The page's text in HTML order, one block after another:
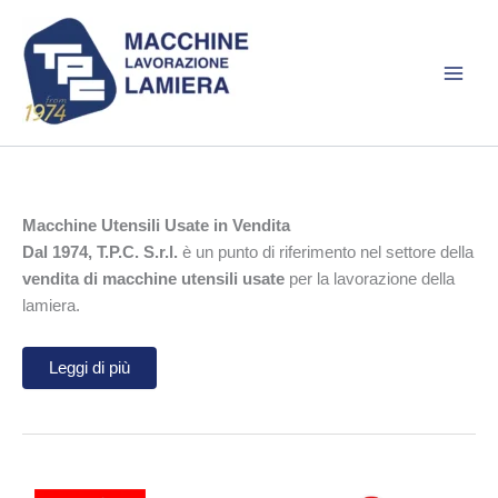
contenuto
Macchine Utensili Usate in Vendita
Dal 1974, T.P.C. S.r.l. è un punto di riferimento nel settore della
vendita di macchine utensili usate per la lavorazione della
lamiera.
Leggi di più